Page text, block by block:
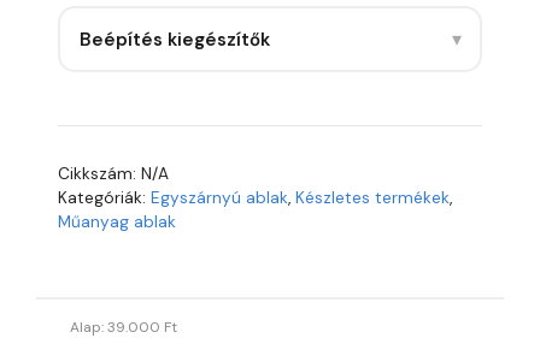
Beépítés kiegészítők ▾
Cikkszám: N/A
Kategóriák: Egyszárnyú ablak, Készletes termékek,
Műanyag ablak
Alap:39.000 Ft